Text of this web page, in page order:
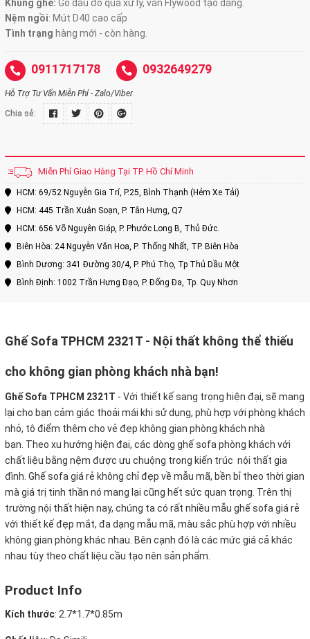
Khung ghế: Gỗ dầu đỏ qua xử lý, ván Flywood tạo dáng.
Nệm ngồi: Mút D40 cao cấp
Tình trạng hàng mới - còn hàng.
0911717178 0932649279
Hỗ Trợ Tư Vấn Miễn Phí - Zalo/Viber
Chia sẻ:
Miễn Phí Giao Hàng Tại TP. Hồ Chí Minh
HCM: 69/52 Nguyễn Gia Trí, P.25, Bình Thạnh (Hẻm Xe Tải)
HCM: 445 Trần Xuân Soạn, P. Tân Hưng, Q7
HCM: 656 Võ Nguyên Giáp, P. Phước Long B, Thủ Đức.
Biên Hòa: 24 Nguyễn Văn Hoa, P. Thống Nhất, TP. Biên Hòa
Bình Dương: 341 Đường 30/4, P. Phú Thọ, Tp Thủ Dầu Một
Bình Định: 1002 Trần Hưng Đạo, P. Đống Đa, Tp. Quy Nhơn
Ghế Sofa TPHCM 2321T - Nội thất không thể thiếu
cho không gian phòng khách nhà bạn!
Ghế Sofa TPHCM 2321T - Với thiết kế sang trọng hiện đại, sẽ mang
lại cho bạn cảm giác thoải mái khi sử dụng, phù hợp với phòng khách
nhỏ, tô điểm thêm cho vẻ đẹp không gian phòng khách nhà
bạn. Theo xu hướng hiện đại, các dòng ghế sofa phòng khách với
chất liệu bằng nệm được ưu chuộng trong kiến trúc nội thất gia
đình. Ghế sofa giá rẻ không chỉ đẹp về mẫu mã, bền bỉ theo thời gian
mà giá trị tinh thần nó mang lại cũng hết sức quan trọng. Trên thị
trường nội thất hiện nay, chúng ta có rất nhiều mẫu ghế sofa giá rẻ
với thiết kế đẹp mắt, đa dạng mẫu mã, màu sắc phù hợp với nhiều
không gian phòng khác nhau. Bên cạnh đó là các mức giá cả khác
nhau tùy theo chất liệu cầu tạo nên sản phẩm.
Product Info
Kích thước: 2.7*1.7*0.85m